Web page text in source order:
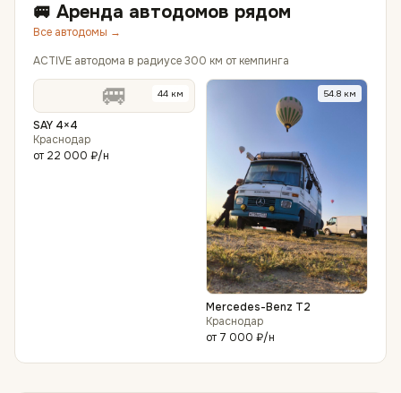
🚐 Аренда автодомов рядом
Все автодомы →
ACTIVE автодома в радиусе 300 км от кемпинга
🚐 44 км
SAY 4×4
Краснодар
от 22 000 ₽/н
54.8 км
Mercedes-Benz T2
Краснодар
от 7 000 ₽/н